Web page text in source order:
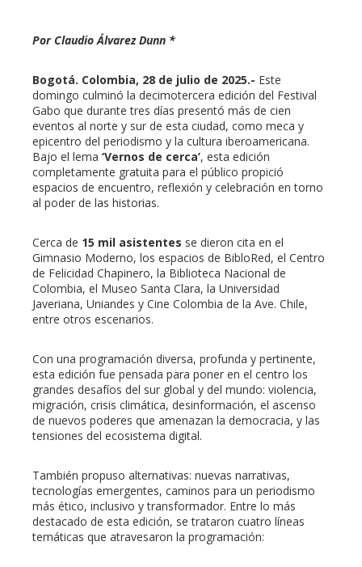
Por Claudio Álvarez Dunn *
Bogotá. Colombia, 28 de julio de 2025.- Este
domingo culminó la decimotercera edición del Festival
Gabo que durante tres días presentó más de cien
eventos al norte y sur de esta ciudad, como meca y
epicentro del periodismo y la cultura iberoamericana.
Bajo el lema ‘Vernos de cerca’, esta edición
completamente gratuita para el público propició
espacios de encuentro, reflexión y celebración en torno
al poder de las historias.
Cerca de 15 mil asistentes se dieron cita en el
Gimnasio Moderno, los espacios de BibloRed, el Centro
de Felicidad Chapinero, la Biblioteca Nacional de
Colombia, el Museo Santa Clara, la Universidad
Javeriana, Uniandes y Cine Colombia de la Ave. Chile,
entre otros escenarios.
Con una programación diversa, profunda y pertinente,
esta edición fue pensada para poner en el centro los
grandes desafíos del sur global y del mundo: violencia,
migración, crisis climática, desinformación, el ascenso
de nuevos poderes que amenazan la democracia, y las
tensiones del ecosistema digital.
También propuso alternativas: nuevas narrativas,
tecnologías emergentes, caminos para un periodismo
más ético, inclusivo y transformador. Entre lo más
destacado de esta edición, se trataron cuatro líneas
temáticas que atravesaron la programación: